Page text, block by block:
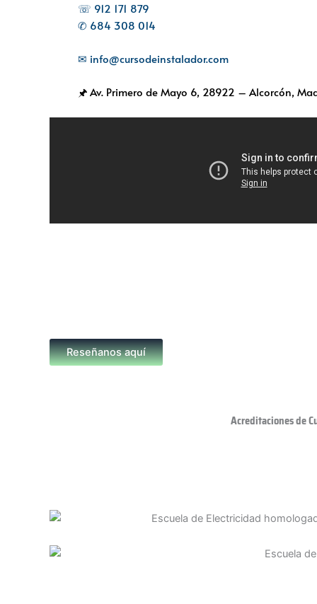
☏ 912 171 879
✆ 684 308 014
✉ info@cursodeinstalador.com
🖈 Av. Primero de Mayo 6, 28922 – Alcorcón,
Reseñanos aquí
Acreditaciones de